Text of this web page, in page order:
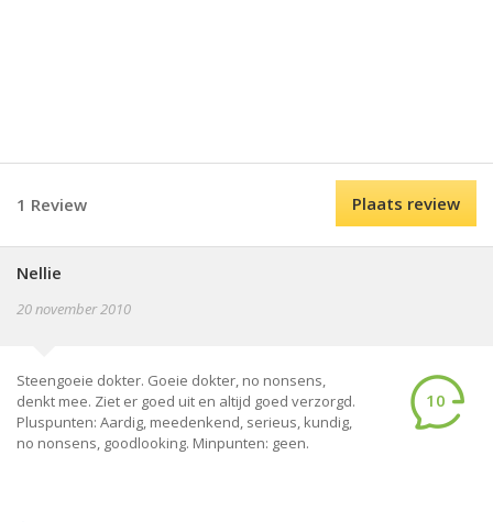
1 Review Plaats review
Nellie
20 november 2010
Steengoeie dokter. Goeie dokter, no nonsens,
denkt mee. Ziet er goed uit en altijd goed verzorgd.
Pluspunten: Aardig, meedenkend, serieus, kundig,
no nonsens, goodlooking. Minpunten: geen.
10